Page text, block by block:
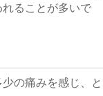
ることが多いで
の痛みを感じ、と